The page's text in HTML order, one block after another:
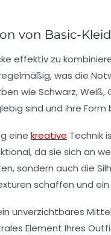
von Basic-
effektiv zu
regelmäßig, was die
wie Schwarz,Weiß,
sind und ihre
eine kreative Technik
da sie sich an
sondern auch die
schaffen und
unverzichtbares
Element Ihres